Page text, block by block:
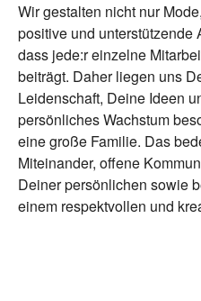
Wir gestalten nicht nur
positive und unterstützende
dass jede:r einzelne
beiträgt. Daher liegen uns
Leidenschaft, Deine Ideen
persönliches Wachstum
eine große Familie. Das
Miteinander, offene
Deiner persönlichen sowie
einem respektvollen und